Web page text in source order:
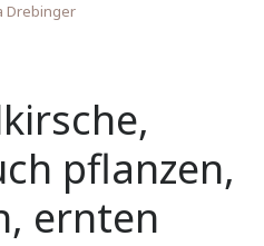
Drebinger
pflanzen,
ernten